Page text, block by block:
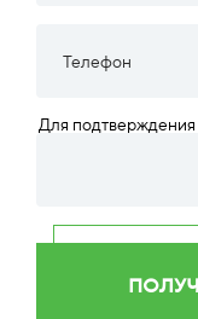
Для подтверждения